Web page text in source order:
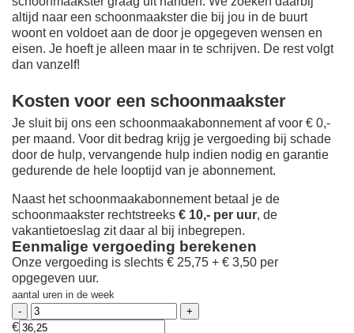
altijd naar een schoonmaakster die bij jou in de buurt
woont en voldoet aan de door je opgegeven wensen en
eisen. Je hoeft je alleen maar in te schrijven. De rest volgt
dan vanzelf!
Kosten voor een schoonmaakster
Je sluit bij ons een schoonmaakabonnement af voor € 0,-
per maand. Voor dit bedrag krijg je vergoeding bij schade
door de hulp, vervangende hulp indien nodig en garantie
gedurende de hele looptijd van je abonnement.
Naast het schoonmaakabonnement betaal je de
schoonmaakster rechtstreeks € 10,- per uur, de
vakantietoeslag zit daar al bij inbegrepen.
Eenmalige vergoeding berekenen
Onze vergoeding is slechts € 25,75 + € 3,50 per
opgegeven uur.
aantal uren in de week
€